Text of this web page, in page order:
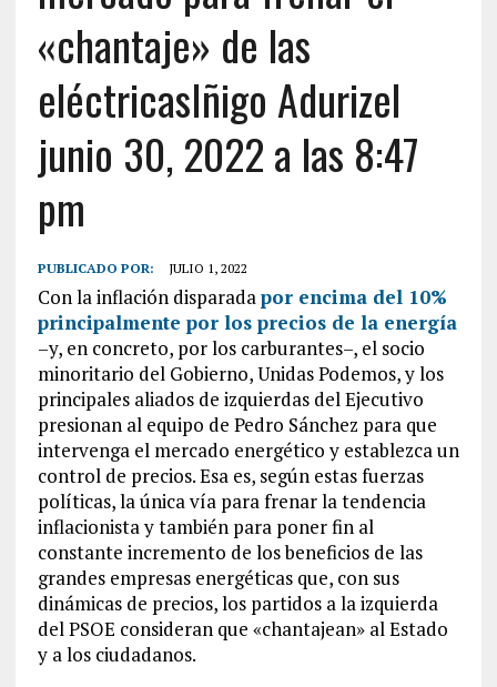
«chantaje» de las
eléctricasIñigo Adurizel
junio 30, 2022 a las 8:47
pm
PUBLICADO POR: JULIO 1, 2022
Con la inflación disparadapor encima del 10%
principalmente por los precios de la energía
–y, en concreto, por los carburantes–, el socio
minoritario del Gobierno, Unidas Podemos, y los
principales aliados de izquierdas del Ejecutivo
presionan al equipo de Pedro Sánchez para que
intervenga el mercado energético y establezca un
control de precios. Esa es, según estas fuerzas
políticas, la única vía para frenar la tendencia
inflacionista y también para poner fin al
constante incremento de los beneficios de las
grandes empresas energéticas que, con sus
dinámicas de precios, los partidos a la izquierda
del PSOE consideran que «chantajean» al Estado
y a los ciudadanos.